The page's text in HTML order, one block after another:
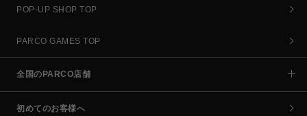
POP-UP SHOP TOP
PARCO GAMES TOP
全国のPARCO店舗
初めてのお客様へ